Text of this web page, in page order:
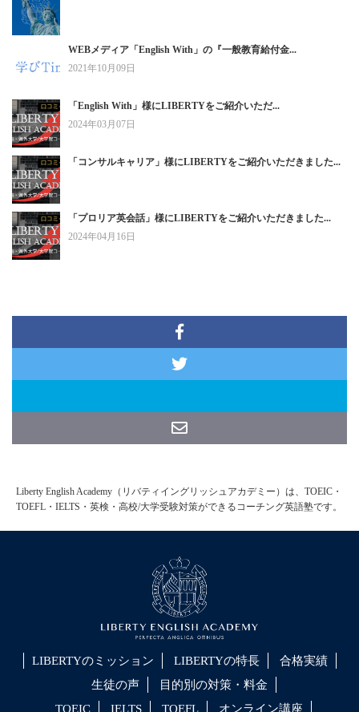
WEBメディア「English With」の『一般教育給付金...
2021年10月09日
「English With」様にLIBERTYをご紹介いただ...
2024年03月07日
「コンサルキャリア」様にLIBERTYをご紹介いただきました...
「プロリア英会話」様にLIBERTYをご紹介いただきました...
2024年04月16日
Liberty English Academy（リバティイングリッシュアカデミー）は、TOEIC・
TOEFL・IELTS・英検・高校/大学受験対策ができるコーチング英語塾です。
LIBERTYのミッション LIBERTYの特長
合格実績
生徒の声
目的別の対策・料金
TOEIC
IELTS TOEFL オンライン講座